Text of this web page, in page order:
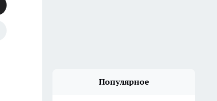
Популярное